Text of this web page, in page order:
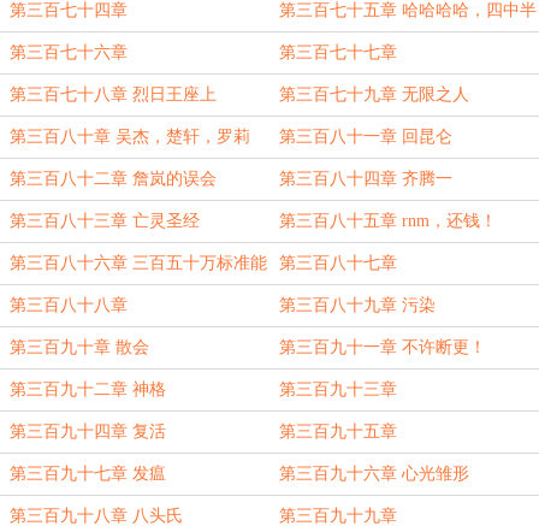
第三百七十四章 第三百七十五章 哈哈哈哈，四中半
神来喽！
第三百七十六章 第三百七十七章
第三百七十八章 烈日王座上 第三百七十九章 无限之人
第三百八十章 吴杰，楚轩，罗莉 第三百八十一章 回昆仑
第三百八十二章 詹岚的误会 第三百八十四章 齐腾一
第三百八十三章 亡灵圣经 第三百八十五章 rnm，还钱！
第三百八十六章 三百五十万标准能
量入账
第三百八十七章
第三百八十八章 第三百八十九章 污染
第三百九十章 散会 第三百九十一章 不许断更！
第三百九十二章 神格 第三百九十三章
第三百九十四章 复活 第三百九十五章
第三百九十七章 发瘟 第三百九十六章 心光雏形
第三百九十八章 八头氏 第三百九十九章